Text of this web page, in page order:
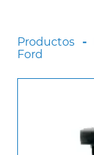
Productos
Ford